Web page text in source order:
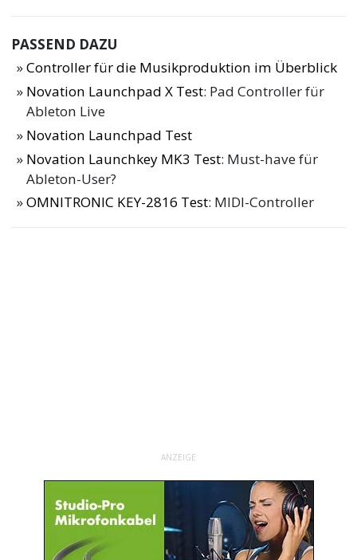
PASSEND DAZU
Controller für die Musikproduktion im Überblick
Novation Launchpad X Test: Pad Controller für
Ableton Live
Novation Launchpad Test
Novation Launchkey MK3 Test: Must-have für
Ableton-User?
OMNITRONIC KEY-2816 Test: MIDI-Controller
ANZEIGE